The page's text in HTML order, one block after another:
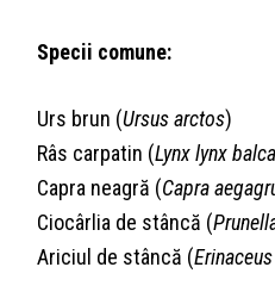
Specii comune:
Urs brun (Ursus arctos)
Râs carpatin (Lynx lynx
Capra neagră (Capra
Ciocârlia de stâncă (
Ariciul de stâncă (